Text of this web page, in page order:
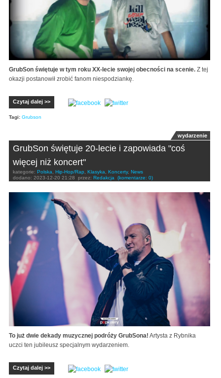
GrubSon świętuje w tym roku XX-lecie swojej obecności na scenie. Z tej
okazji postanowił zrobić fanom niespodziankę.
Czytaj dalej >>
Tagi: Grubson
wydarzenie
GrubSon świętuje 20-lecie i zapowiada "coś
więcej niż koncert"
kategorie: Polska Hip-Hop/Rap Klasyka Koncerty, News
dodano: 2023-12-20 21:28 przez: Redakcja (komentarze: 0)
To już dwie dekady muzycznej podróży GrubSona! Artysta z Rybnika
uczci ten jubileusz specjalnym wydarzeniem.
Czytaj dalej >>